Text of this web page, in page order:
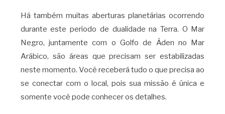
Há também muitas aberturas planetárias ocorrendo
durante este período de dualidade na Terra. O Mar
Negro, juntamente com o Golfo de Áden no Mar
Arábico, são áreas que precisam ser estabilizadas
neste momento. Você receberá tudo o que precisa ao
se conectar com o local, pois sua missão é única e
somente você pode conhecer os detalhes.